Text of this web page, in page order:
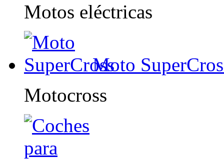
Motos eléctricas
Moto
Motocross